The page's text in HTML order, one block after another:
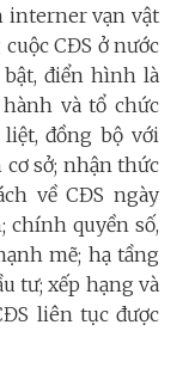
vạn vật
CĐS ở nước
điển hình là
và tổ chức
đồng bộ với
sở; nhận thức
về CĐS ngày
chính quyền số,
mẽ; hạ tầng
tư; xếp hạng và
liên tục được